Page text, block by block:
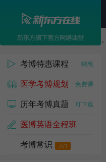
新东方在线> >
考博特惠课程 特惠
医学考博规划 免费课
历年考博真题 可下载
医博英语全程班
考博常识 入门